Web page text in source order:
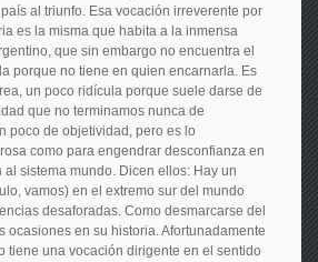
al triunfo. Esa vocación irreverente por
es la misma que habita a la inmensa
que sin embargo no encuentra el
porque no tiene en quien encarnarla. Es
un poco ridícula porque suele darse de
que no terminamos nunca de
poco de objetividad, pero es lo
como para engendrar desconfianza en
al sistema mundo. Dicen ellos: Hay un
vamos) en el extremo sur del mundo
desaforadas. Como desmarcarse del
ocasiones en su historia. Afortunadamente
tiene una vocación dirigente en el sentido